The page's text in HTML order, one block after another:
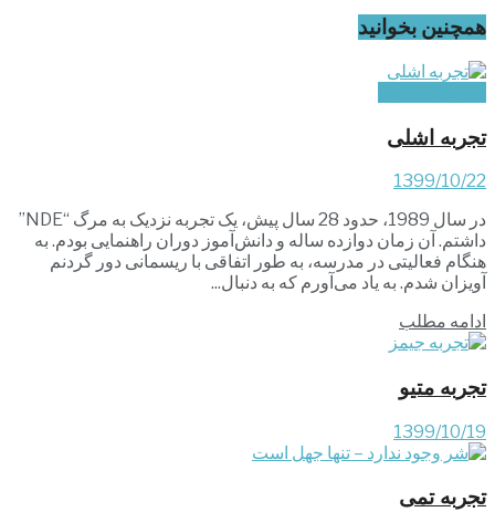
همچنین بخوانید
تجربه اشلی
1399/10/22
در سال 1989، حدود 28 سال پیش، یک تجربه نزدیک به مرگ “NDE”
داشتم. آن زمان دوازده ساله و دانش‌آموز دوران راهنمایی بودم. به
هنگام فعالیتی در مدرسه، به طور اتفاقی با ریسمانی دور گردنم
آویزان شدم. به یاد می‌آورم که به دنبال...
ادامه مطلب
تجربه متیو
1399/10/19
تجربه تمی